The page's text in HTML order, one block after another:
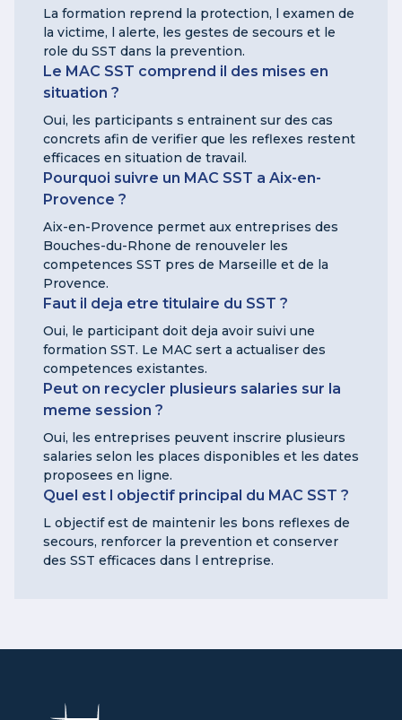
La formation reprend la protection, l examen de
la victime, l alerte, les gestes de secours et le
role du SST dans la prevention.
Le MAC SST comprend il des mises en
situation ?
Oui, les participants s entrainent sur des cas
concrets afin de verifier que les reflexes restent
efficaces en situation de travail.
Pourquoi suivre un MAC SST a Aix-en-
Provence ?
Aix-en-Provence permet aux entreprises des
Bouches-du-Rhone de renouveler les
competences SST pres de Marseille et de la
Provence.
Faut il deja etre titulaire du SST ?
Oui, le participant doit deja avoir suivi une
formation SST. Le MAC sert a actualiser des
competences existantes.
Peut on recycler plusieurs salaries sur la
meme session ?
Oui, les entreprises peuvent inscrire plusieurs
salaries selon les places disponibles et les dates
proposees en ligne.
Quel est l objectif principal du MAC SST ?
L objectif est de maintenir les bons reflexes de
secours, renforcer la prevention et conserver
des SST efficaces dans l entreprise.